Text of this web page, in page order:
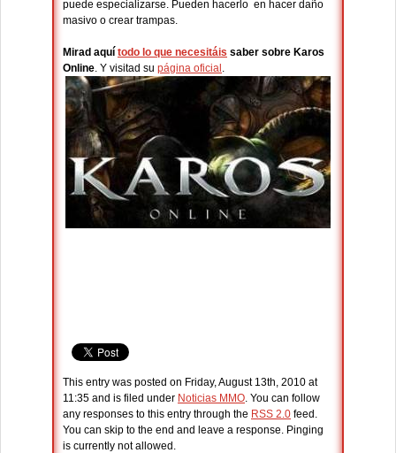
puede especializarse. Pueden hacerlo en hacer daño
masivo o crear trampas.
Mirad aquí todo lo que necesitáis saber sobre Karos
Online. Y visitad su página oficial .
This entry was posted on Friday, August 13th, 2010 at
11:35 and is filed under Noticias MMO. You can follow
any responses to this entry through the RSS 2.0 feed.
You can skip to the end and leave a response. Pinging
is currently not allowed.